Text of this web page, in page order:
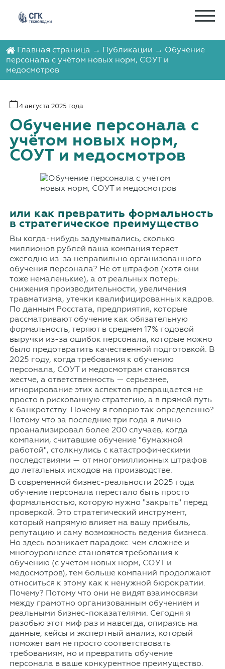
Главная страница → Публикации → Обучение
персонала с учётом новых норм, СОУТ и
медосмотров
4 августа 2025 года
Обучение персонала с
учётом новых норм,
СОУТ и медосмотров
или как превратить формальность
в стратегическое преимущество
Вы когда-нибудь задумывались, сколько
миллионов рублей ваша компания теряет
ежегодно из-за неправильно организованного
обучения персонала? Не от штрафов (хотя они
тоже немаленькие), а от реальных потерь:
снижения производительности, увеличения
травматизма, утечки квалифицированных кадров.
По данным Росстата, предприятия, которые
рассматривают обучение как обязательную
формальность, теряют в среднем 17% годовой
выручки из-за ошибок персонала, которые можно
было предотвратить качественной подготовкой. В
2025 году, когда требования к обучению
персонала, СОУТ и медосмотрам становятся
жестче, а ответственность — серьезнее,
игнорирование этих аспектов превращается не
просто в рискованную стратегию, а в прямой путь
к банкротству. Почему я говорю так определенно?
Потому что за последние три года я лично
проанализировал более 200 случаев, когда
компании, считавшие обучение "бумажной
работой", столкнулись с катастрофическими
последствиями — от многомиллионных штрафов
до летальных исходов на производстве.
В современной бизнес-реальности 2025 года
обучение персонала перестало быть просто
формальностью, которую нужно "закрыть" перед
проверкой. Это стратегический инструмент,
который напрямую влияет на вашу прибыль,
репутацию и саму возможность ведения бизнеса.
Но здесь возникает парадокс: чем сложнее и
многоуровневее становятся требования к
обучению (с учетом новых норм, СОУТ и
медосмотров), тем больше компаний продолжают
относиться к этому как к ненужной бюрократии.
Почему? Потому что они не видят взаимосвязи
между грамотно организованным обучением и
реальными бизнес-показателями. Сегодня я
разобью этот миф раз и навсегда, опираясь на
данные, кейсы и экспертный анализ, который
поможет вам не просто соответствовать
требованиям, но и превратить обучение
персонала в ваше конкурентное преимущество.